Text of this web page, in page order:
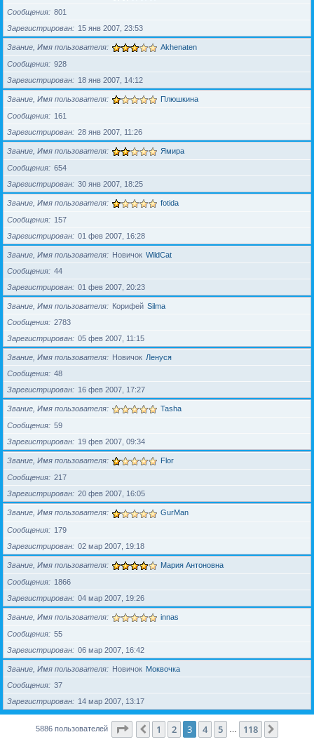
Сообщения
801
Зарегистрирован
15 янв 2007, 23:53
Звание, Имя пользователя Akhenaten
Сообщения
928
Зарегистрирован
18 янв 2007, 14:12
Звание, Имя пользователя Плюшкина
Сообщения
161
Зарегистрирован
28 янв 2007, 11:26
Звание, Имя пользователя Ямира
Сообщения
654
Зарегистрирован
30 янв 2007, 18:25
Звание, Имя пользователя fotida
Сообщения
157
Зарегистрирован
01 фев 2007, 16:28
Звание, Имя пользователя Новичок WildCat
Сообщения
44
Зарегистрирован
01 фев 2007, 20:23
Звание, Имя пользователя Корифей Silma
Сообщения
2783
Зарегистрирован
05 фев 2007, 11:15
Звание, Имя пользователя Новичок Ленуся
Сообщения
48
Зарегистрирован
16 фев 2007, 17:27
Звание, Имя пользователя Tasha
Сообщения
59
Зарегистрирован
19 фев 2007, 09:34
Звание, Имя пользователя Flor
Сообщения
217
Зарегистрирован
20 фев 2007, 16:05
Звание, Имя пользователя GurMan
Сообщения
179
Зарегистрирован
02 мар 2007, 19:18
Звание, Имя пользователя Мария Антоновна
Сообщения
1866
Зарегистрирован
04 мар 2007, 19:26
Звание, Имя пользователя innas
Сообщения
55
Зарегистрирован
06 мар 2007, 16:42
Звание, Имя пользователя Новичок Моквочка
Сообщения
37
Зарегистрирован
14 мар 2007, 13:17
5886 пользователей Страница из 118
Пред.
1 2 3 4 5 118